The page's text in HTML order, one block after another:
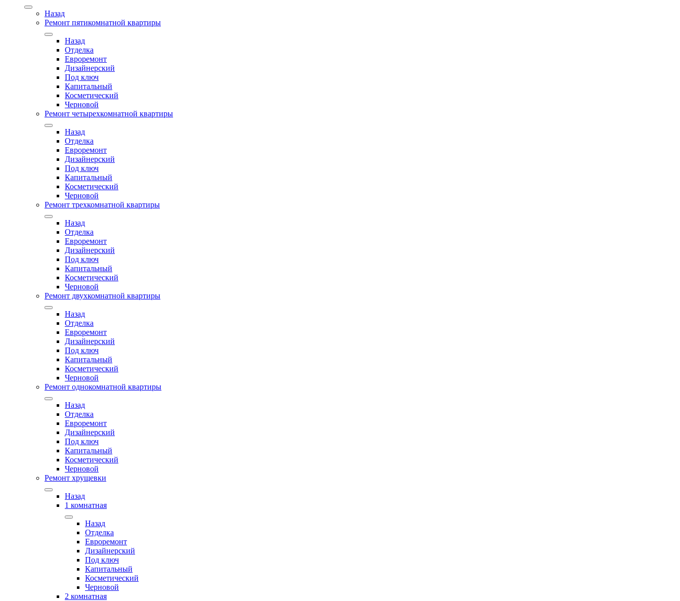
Назад
Ремонт пятикомнатной квартиры
Назад
Отделка
Евроремонт
Дизайнерский
Под ключ
Капитальный
Косметический
Черновой
Ремонт четырехкомнатной квартиры
Назад
Отделка
Евроремонт
Дизайнерский
Под ключ
Капитальный
Косметический
Черновой
Ремонт трехкомнатной квартиры
Назад
Отделка
Евроремонт
Дизайнерский
Под ключ
Капитальный
Косметический
Черновой
Ремонт двухкомнатной квартиры
Назад
Отделка
Евроремонт
Дизайнерский
Под ключ
Капитальный
Косметический
Черновой
Ремонт однокомнатной квартиры
Назад
Отделка
Евроремонт
Дизайнерский
Под ключ
Капитальный
Косметический
Черновой
Ремонт хрущевки
Назад
1 комнатная
Назад
Отделка
Евроремонт
Дизайнерский
Под ключ
Капитальный
Косметический
Черновой
2 комнатная